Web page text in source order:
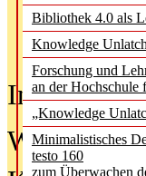
Bibliothek 4.0 als
Knowledge
Forschung und
an der
„Knowledge
Minimalistisches
testo 160
zum Überwachen
In der
Was